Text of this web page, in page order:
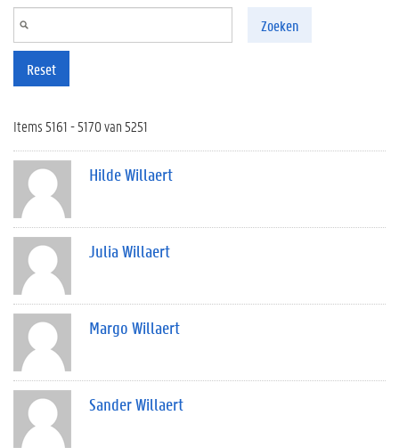
Zoeken
Reset
Items 5161 - 5170 van 5251
Hilde Willaert
Julia Willaert
Margo Willaert
Sander Willaert